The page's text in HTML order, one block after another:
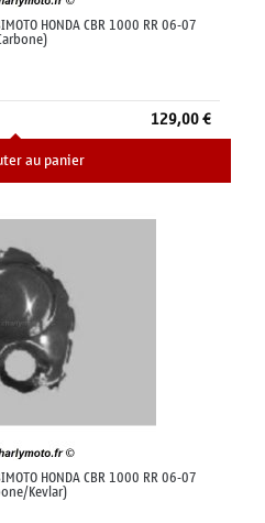
HONDA CBR 1000 RR 06-07
129,00 €
au panier
HONDA CBR 1000 RR 06-07
Kevlar)